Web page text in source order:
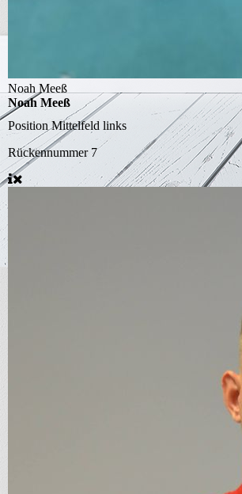
Noah Meeß
Noah Meeß
PositionMittelfeld links
Rückennummer 7